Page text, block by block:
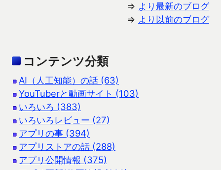
⇒ より最新のブログ
⇒ より以前のブログ
コンテンツ分類
AI（人工知能）の話 (63)
YouTuberと動画サイト (103)
いろいろ (383)
いろいろレビュー (27)
アプリの事 (394)
アプリストアの話 (288)
アプリ公開情報 (375)